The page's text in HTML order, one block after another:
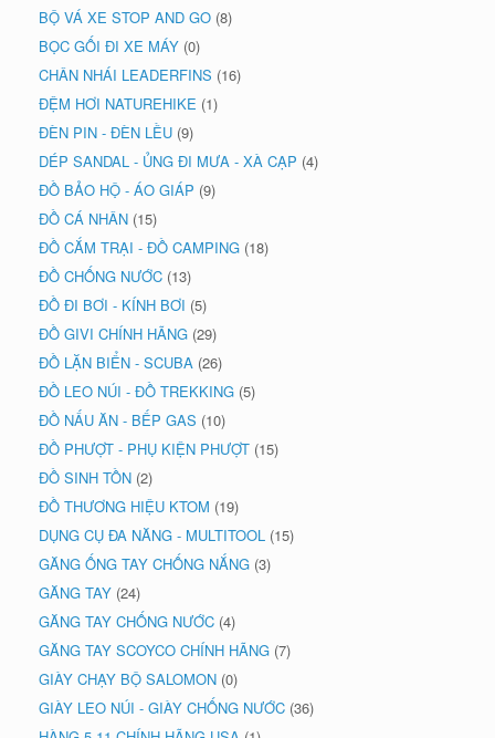
BỘ VÁ XE STOP AND GO (8)
BỌC GỐI ĐI XE MÁY (0)
CHÂN NHÁI LEADERFINS (16)
ĐỆM HƠI NATUREHIKE (1)
ĐÈN PIN - ĐÈN LỀU (9)
DÉP SANDAL - ỦNG ĐI MƯA - XÀ CẠP (4)
ĐỒ BẢO HỘ - ÁO GIÁP (9)
ĐỒ CÁ NHÂN (15)
ĐỒ CẮM TRẠI - ĐỒ CAMPING (18)
ĐỒ CHỐNG NƯỚC (13)
ĐỒ ĐI BƠI - KÍNH BƠI (5)
ĐỒ GIVI CHÍNH HÃNG (29)
ĐỒ LẶN BIỂN - SCUBA (26)
ĐỒ LEO NÚI - ĐỒ TREKKING (5)
ĐỒ NẤU ĂN - BẾP GAS (10)
ĐỒ PHƯỢT - PHỤ KIỆN PHƯỢT (15)
ĐỒ SINH TỒN (2)
ĐỒ THƯƠNG HIỆU KTOM (19)
DỤNG CỤ ĐA NĂNG - MULTITOOL (15)
GĂNG ỐNG TAY CHỐNG NẮNG (3)
GĂNG TAY (24)
GĂNG TAY CHỐNG NƯỚC (4)
GĂNG TAY SCOYCO CHÍNH HÃNG (7)
GIÀY CHẠY BỘ SALOMON (0)
GIÀY LEO NÚI - GIÀY CHỐNG NƯỚC (36)